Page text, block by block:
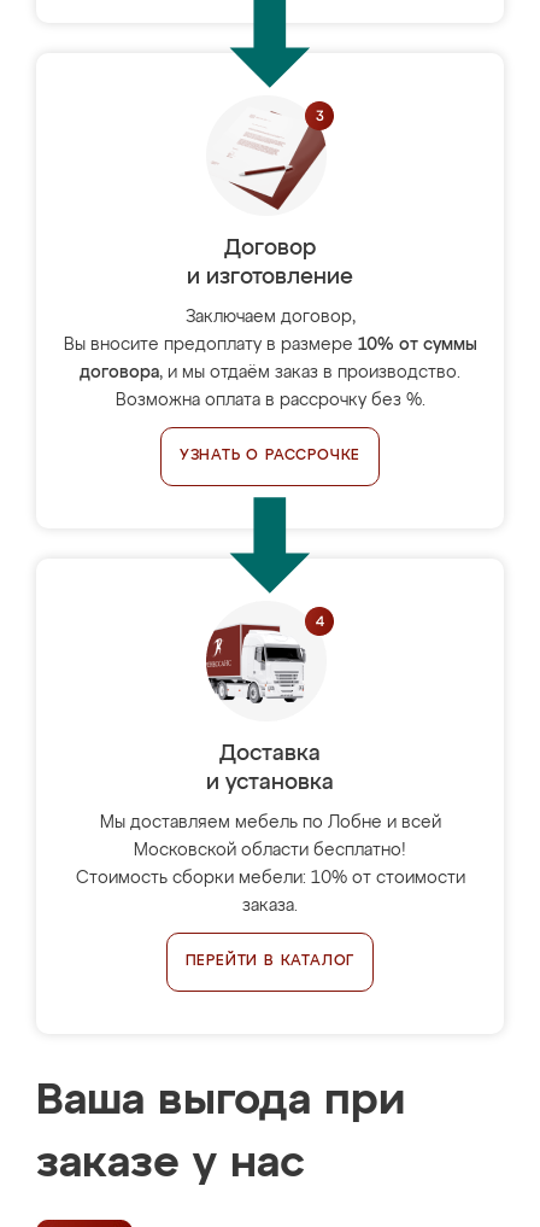
Договор
и изготовление
Заключаем договор,
Вы вносите предоплату в размере 10% от суммы
договора, и мы отдаём заказ в производство.
Возможна оплата в рассрочку без %.
УЗНАТЬ О РАССРОЧКЕ
Доставка
и установка
Мы доставляем мебель по Лобне и всей
Московской области бесплатно!
Стоимость сборки мебели: 10% от стоимости
заказа.
ПЕРЕЙТИ В КАТАЛОГ
Ваша выгода при
заказе у нас